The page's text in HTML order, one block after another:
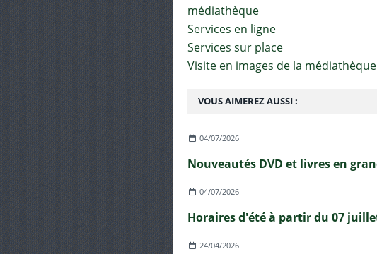
VOUS AIMEREZ AUSSI :
04/07/2026
04/07/2026
24/04/2026
médiathèque
Services en ligne
Services sur place
Visite en images de la médiathèque